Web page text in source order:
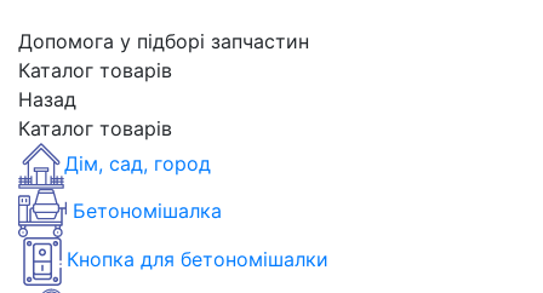
Допомога у підборі запчастин
Каталог товарів
Назад
Каталог товарів
Дім, сад, город
Бетономішалка
Кнопка для бетономішалки